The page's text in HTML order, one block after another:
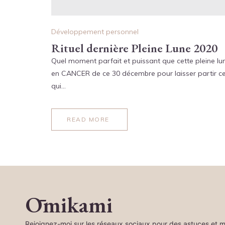
Développement personnel
Rituel dernière Pleine Lune 2020
Quel moment parfait et puissant que cette pleine
en CANCER de ce 30 décembre pour laisser partir ce
qui…
READ MORE
Ōmikami